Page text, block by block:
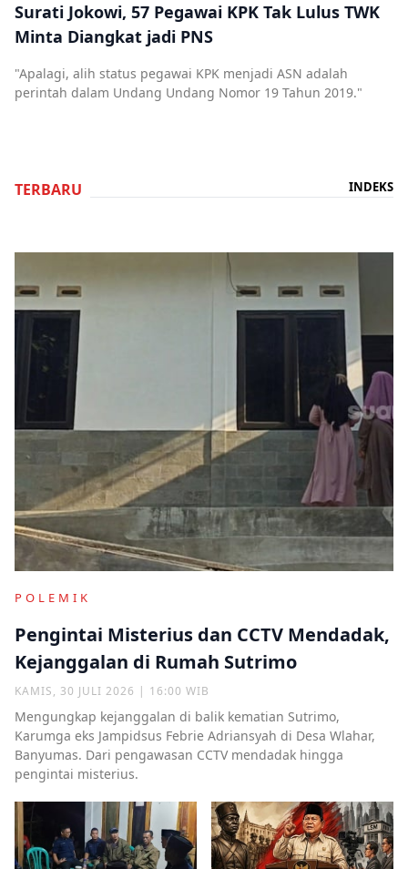
Surati Jokowi, 57 Pegawai KPK Tak Lulus TWK
Minta Diangkat jadi PNS
"Apalagi, alih status pegawai KPK menjadi ASN adalah
perintah dalam Undang Undang Nomor 19 Tahun 2019."
TERBARU INDEKS
POLEMIK
Pengintai Misterius dan CCTV Mendadak,
Kejanggalan di Rumah Sutrimo
KAMIS, 30 JULI 2026 | 16:00 WIB
Mengungkap kejanggalan di balik kematian Sutrimo,
Karumga eks Jampidsus Febrie Adriansyah di Desa Wlahar,
Banyumas. Dari pengawasan CCTV mendadak hingga
pengintai misterius.